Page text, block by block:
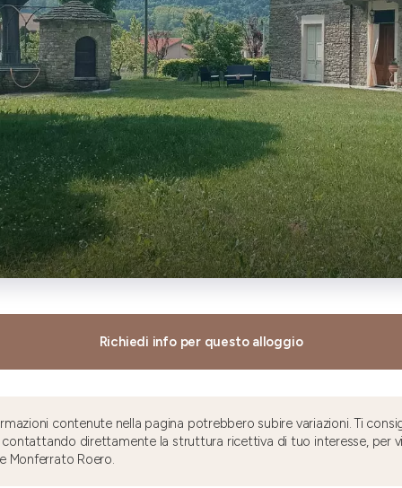
Richiedi info per questo alloggio
contenute nella pagina potrebbero subire variazioni. Ti
direttamente la struttura ricettiva di tuo interesse, per
Monferrato Roero.